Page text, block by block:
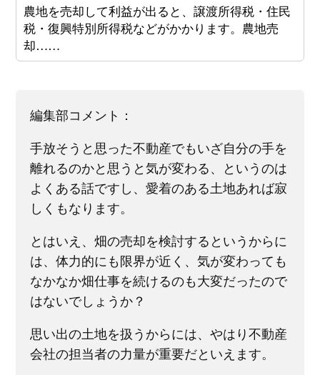
農地を売却して利益が出ると、譲渡所得税・住民
税・復興特別所得税などがかかります。農地売
却……
編集部コメント：
手放そうと思った不動産でもいざ自分の手を
離れるのかと思うと気が変わる、というのは
よくある話ですし、愛着のある土地あれば寂
しくもなります。
とはいえ、畑の売却を検討するというからに
は、体力的にも限界が近く、気が変わっても
なかなか畑仕事を続けるのも大変だったので
はないでしょうか？
思い出の土地を扱うからには、やはり不動産
会社の担当者の力量が重要だといえます。